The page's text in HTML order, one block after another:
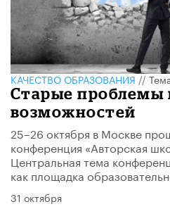
КАЧЕСТВО ОБРАЗОВАНИЯ//
Старые проблемы
возможностей
25–26 октября в Москве
конференция «Авторская
Центральная тема
как площадка
31 октября